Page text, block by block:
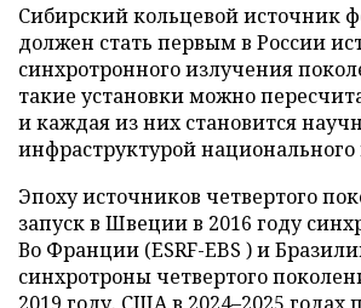
Сибирский кольцевой источник
должен стать первым в России
синхротронного излучения
такие установки можно
и каждая из них становится
инфраструктурой
Эпоху источников четвертого
запуск в Швеции в 2016 году
Во Франции (ESRF-EBS ) и
синхротроны четвертого